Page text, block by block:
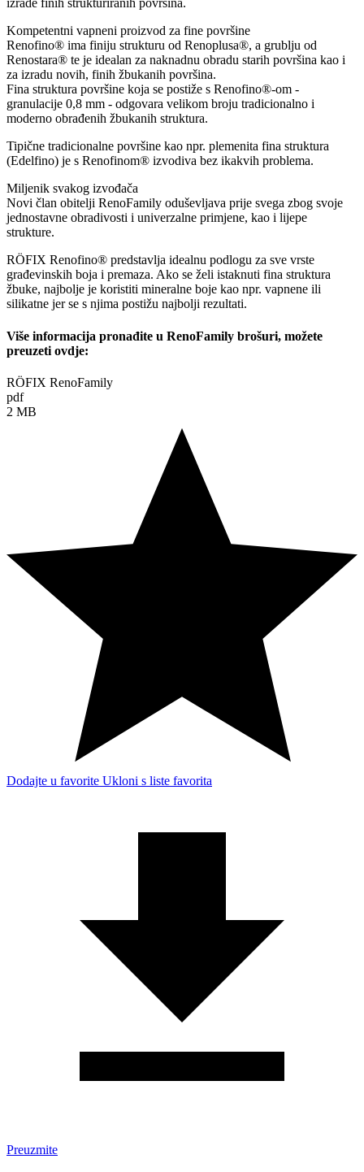
izrade finih strukturiranih površina.
Kompetentni vapneni proizvod za fine površine
Renofino® ima finiju strukturu od Renoplusa®, a grublju od
Renostara® te je idealan za naknadnu obradu starih površina kao i
za izradu novih, finih žbukanih površina.
Fina struktura površine koja se postiže s Renofino®-om -
granulacije 0,8 mm - odgovara velikom broju tradicionalno i
moderno obrađenih žbukanih struktura.
Tipične tradicionalne površine kao npr. plemenita fina struktura
(Edelfino) je s Renofinom® izvodiva bez ikakvih problema.
Miljenik svakog izvođača
Novi član obitelji RenoFamily oduševljava prije svega zbog svoje
jednostavne obradivosti i univerzalne primjene, kao i lijepe
strukture.
RÖFIX Renofino® predstavlja idealnu podlogu za sve vrste
građevinskih boja i premaza. Ako se želi istaknuti fina struktura
žbuke, najbolje je koristiti mineralne boje kao npr. vapnene ili
silikatne jer se s njima postižu najbolji rezultati.
Više informacija pronađite u RenoFamily brošuri, možete
preuzeti ovdje:
RÖFIX RenoFamily
pdf
2 MB
Dodajte u favorite Ukloni s liste favorita
Preuzmite